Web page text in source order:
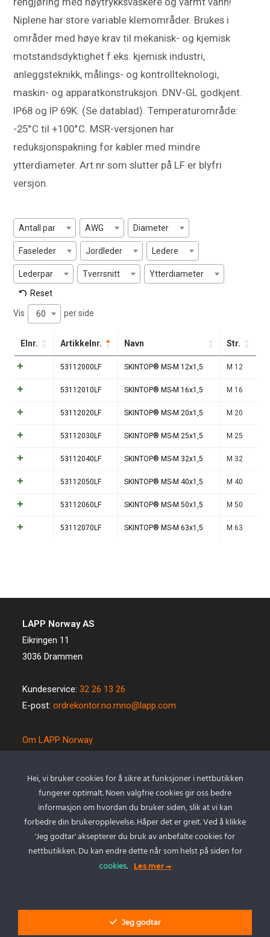
Niplene har store variable klemområder. Brukes i
områder med høye krav til mekanisk- og kjemisk
motstandsdyktighet f.eks. kjemisk industri,
anleggsteknikk, målings- og kontrollteknologi,
maskin- og apparatkonstruksjon. DNV-GL godkjent.
IP68 og IP 69K. (Se datablad). Temperaturområde:
-25°C til +100°C. MSR-versjonen har
reduksjonspakning for kabler med mindre
ytterdiameter. Art.nr som slutter på LF er blyfri
versjon.
Antall par AWG Diameter
Faseleder Jordleder Ledere
Lederpar Tverrsnitt
Ytterdiameter
Reset
Vis 60 per side
Elnr. Artikkelnr. Navn Str.
53112000LF SKINTOP® MS-M 12x1,5 M 12
53112010LF SKINTOP® MS-M 16x1,5 M 16
53112020LF SKINTOP® MS-M 20x1,5 M 20
53112030LF SKINTOP® MS-M 25x1,5 M 25
53112040LF SKINTOP® MS-M 32x1,5 M 32
53112050LF SKINTOP® MS-M 40x1,5 M 40
53112060LF SKINTOP® MS-M 50x1,5 M 50
53112070LF SKINTOP® MS-M 63x1,5 M 63
LAPP Norway AS
Eikringen 11
3036 Drammen
Kundeservice:32 26 13 26
E-post:ordrekontor.no.mno@lapp.com
Om LAPP Norway
Kvalitet og miljø
Betingelser
Kontakt oss
Cookie policy
Personvernserklæring
Hei, vi bruker cookies for å sikre at funksjoner i nettbutikken
fungerer optimalt. Noen valgfrie cookies gir oss bedre
informasjon om hvordan du bruker siden, slik at vi kan
forbedre din brukeropplevelse. Håper det er greit. Ved å klikke
'Jeg godtar' aksepterer du bruk av anbefalte cookies for
nettbutikken. Du kan endre dette når som helst på siden for
cookies. Les mer
Jeg godtar